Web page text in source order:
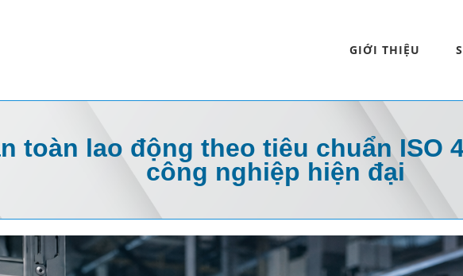
GIỚI THIỆU
toàn lao động theo tiêu chuẩn ISO
công nghiệp hiện đại